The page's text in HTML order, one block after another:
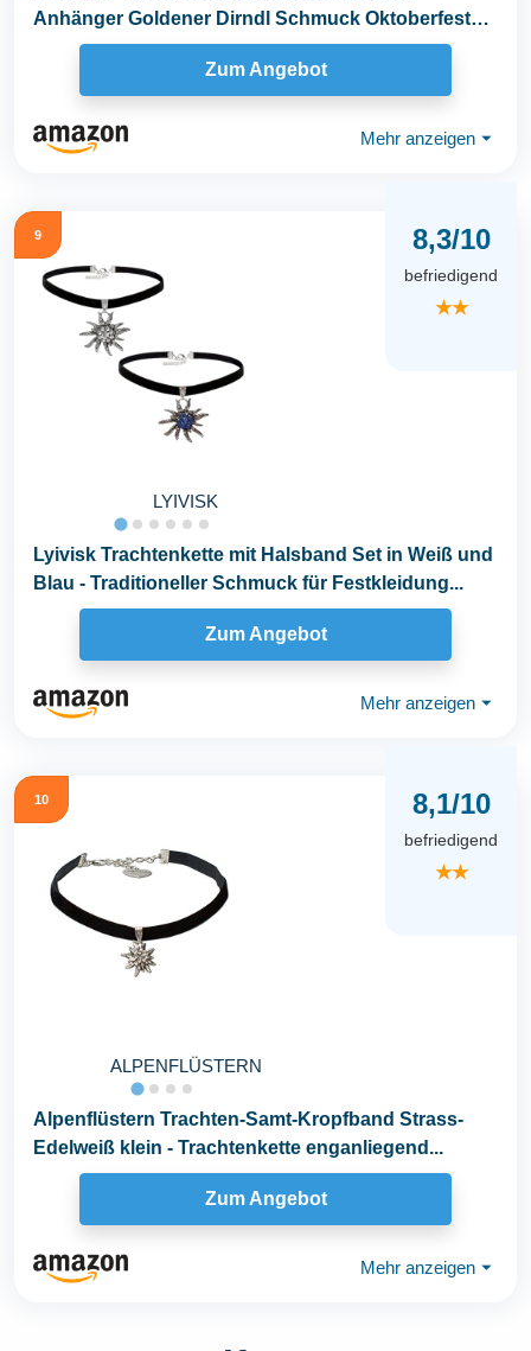
Anhänger Goldener Dirndl Schmuck Oktoberfest
Kette Geweih...
Zum Angebot
Mehr anzeigen ⏷
9
LYIVISK
8,3/10
befriedigend
★★
Lyivisk Trachtenkette mit Halsband Set in Weiß und
Blau - Traditioneller Schmuck für Festkleidung...
Zum Angebot
Mehr anzeigen ⏷
10
ALPENFLÜSTERN
8,1/10
befriedigend
★★
Alpenflüstern Trachten-Samt-Kropfband Strass-
Edelweiß klein - Trachtenkette enganliegend...
Zum Angebot
Mehr anzeigen ⏷